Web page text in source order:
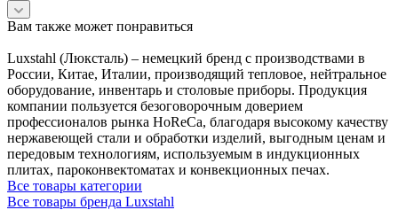
Вам также может понравиться
Luxstahl (Люксталь) – немецкий бренд с производствами в
России, Китае, Италии, производящий тепловое, нейтральное
оборудование, инвентарь и столовые приборы. Продукция
компании пользуется безоговорочным доверием
профессионалов рынка HoReCa, благодаря высокому качеству
нержавеющей стали и обработки изделий, выгодным ценам и
передовым технологиям, используемым в индукционных
плитах, пароконвектоматах и конвекционных печах.
Все товары категории
Все товары бренда Luxstahl